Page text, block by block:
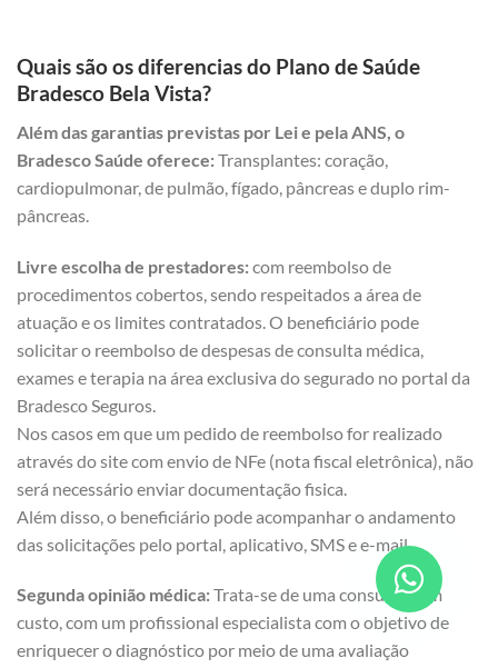
Quais são os diferencias do Plano de Saúde
Bradesco Bela Vista?
Além das garantias previstas por Lei e pela ANS, o
Bradesco Saúde oferece:Transplantes: coração,
cardiopulmonar, de pulmão, fígado, pâncreas e duplo rim-
pâncreas.
Livre escolha de prestadores:com reembolso de
procedimentos cobertos, sendo respeitados a área de
atuação e os limites contratados. O beneficiário pode
solicitar o reembolso de despesas de consulta médica,
exames e terapia na área exclusiva do segurado no portal da
Bradesco Seguros.
Nos casos em que um pedido de reembolso for realizado
através do site com envio de NFe (nota fiscal eletrônica), não
será necessário enviar documentação fisica.
Além disso, o beneficiário pode acompanhar o andamento
das solicitações pelo portal, aplicativo, SMS e e-mail.
Segunda opinião médica:Trata-se de uma consulta, sem
custo, com um profissional especialista com o objetivo de
enriquecer o diagnóstico por meio de uma avaliação